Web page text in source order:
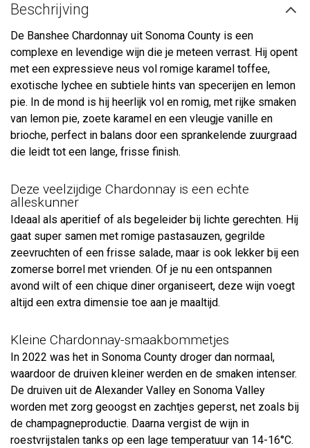
Beschrijving
De Banshee Chardonnay uit Sonoma County is een
complexe en levendige wijn die je meteen verrast. Hij opent
met een expressieve neus vol romige karamel toffee,
exotische lychee en subtiele hints van specerijen en lemon
pie. In de mond is hij heerlijk vol en romig, met rijke smaken
van lemon pie, zoete karamel en een vleugje vanille en
brioche, perfect in balans door een sprankelende zuurgraad
die leidt tot een lange, frisse finish.
Deze veelzijdige Chardonnay is een echte
alleskunner
Ideaal als aperitief of als begeleider bij lichte gerechten. Hij
gaat super samen met romige pastasauzen, gegrilde
zeevruchten of een frisse salade, maar is ook lekker bij een
zomerse borrel met vrienden. Of je nu een ontspannen
avond wilt of een chique diner organiseert, deze wijn voegt
altijd een extra dimensie toe aan je maaltijd.
Kleine Chardonnay-smaakbommetjes
In 2022 was het in Sonoma County droger dan normaal,
waardoor de druiven kleiner werden en de smaken intenser.
De druiven uit de Alexander Valley en Sonoma Valley
worden met zorg geoogst en zachtjes geperst, net zoals bij
de champagneproductie. Daarna vergist de wijn in
roestvrijstalen tanks op een lage temperatuur van 14-16°C.